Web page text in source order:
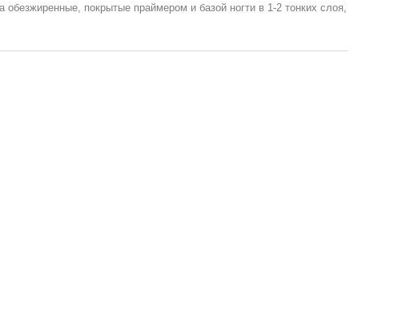
покрытые праймером и базой ногти в 1-2 тонких слоя,